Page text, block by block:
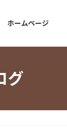
ホームページ
グ